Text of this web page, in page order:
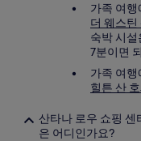
가족 여
더 웨스틴
숙박 시
7분이면
가족 여
힐튼 산
산타나 로우 쇼핑 센
은 어디인가요?